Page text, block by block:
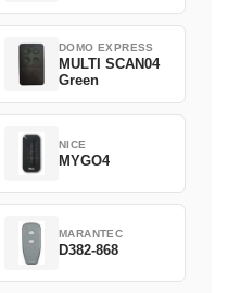
DOMO EXPRESS
MULTI SCAN04
Green
NICE
MYGO4
MARANTEC
D382-868